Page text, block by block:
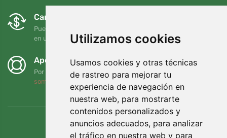
Utilizamos cookies
Usamos cookies y otras técnicas
de rastreo para mejorar tu
experiencia de navegación en
nuestra web, para mostrarte
contenidos personalizados y
anuncios adecuados, para analizar
el tráfico en nuestra web y para
Cambios y devoluciones gratuitos
Puede devolver o cambiar su pedido en cualquier momento
en un plazo de 90 días
Apoyamos a Trees.org
Por cada pedido plantamos un árbol. Leer más
somos